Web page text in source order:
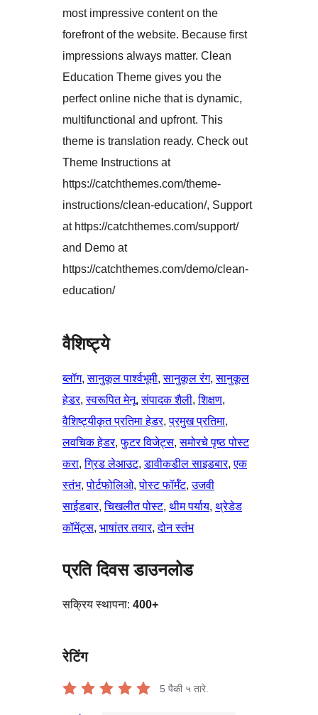
most impressive content on the
forefront of the website. Because first
impressions always matter. Clean
Education Theme gives you the
perfect online niche that is dynamic,
multifunctional and upfront. This
theme is translation ready. Check out
Theme Instructions at
https://catchthemes.com/theme-
instructions/clean-education/, Support
at https://catchthemes.com/support/
and Demo at
https://catchthemes.com/demo/clean-
education/
वैशिष्ट्ये
ब्लॉग, सानुकूल पार्श्वभूमी, सानुकूल रंग, सानुकूल
हेडर, स्वरूपित मेनू, संपादक शैली, शिक्षण
वैशिष्ट्यीकृत प्रतिमा हेडर, प्रमुख प्रतिमा
लवचिक हेडर, फुटर विजेट्स, समोरचे पृष्ठ पोस्ट
करा, ग्रिड लेआउट, डावीकडील साइडबार, एक
स्तंभ, पोर्टफोलिओ, पोस्ट फॉर्मॅट, उजवी
साईडबार, चिखलीत पोस्ट, थीम पर्याय, थ्रेडेड
कॉमेंट्स, भाषांतर तयार, दोन स्तंभ
प्रति दिवस डाउनलोड
सक्रिय स्थापना: 400+
रेटिंग
5 पैकी ५ तारे.